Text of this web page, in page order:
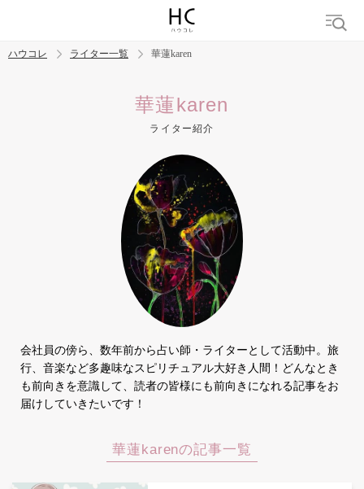
カップル 男の本音
ハウコレ ライター一覧 華蓮karen
華蓮karen
ライター紹介
会社員の傍ら、数年前から占い師・ライターとして活動中。旅
行、音楽など多趣味なスピリチュアル大好き人間！どんなとき
も前向きを意識して、読者の皆様にも前向きになれる記事をお
届けしていきたいです！
華蓮karenの記事一覧